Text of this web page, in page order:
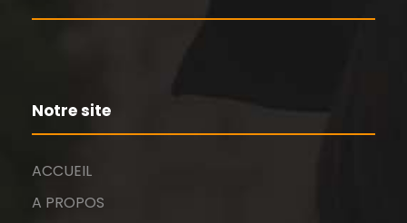
Notre site
ACCUEIL
A PROPOS